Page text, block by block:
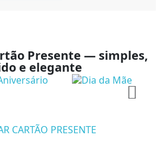
Presente — simples,
e elegante
CARTÃO PRESENTE